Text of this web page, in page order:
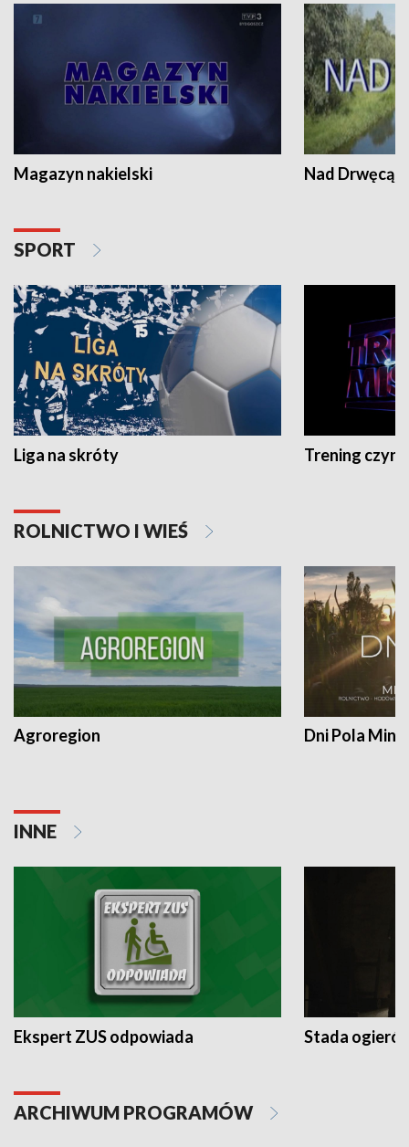
Magazyn nakielski Nad Drwęcą
SPORT
Liga na skróty Trening czyni
ROLNICTWO I WIEŚ
Agroregion Dni Pola
INNE
Ekspert ZUS odpowiada Stada
ARCHIWUM PROGRAMÓW